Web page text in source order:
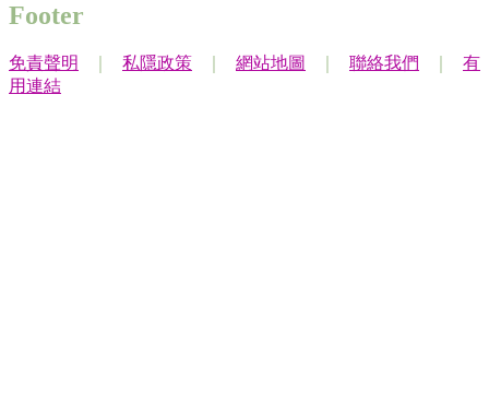
Footer
免責聲明 私隱政策 網站地圖 聯絡我們
有
用連結